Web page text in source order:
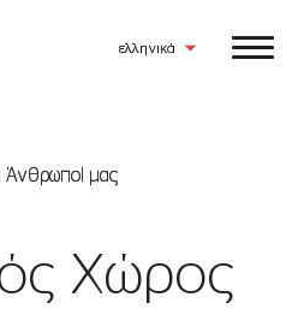
ελληνικά
Άνθρωποί μας
Χώρος